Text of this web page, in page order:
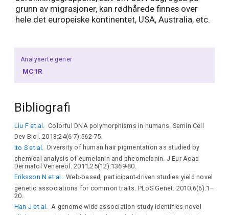
grunn av migrasjoner, kan rødhårede finnes over
hele det europeiske kontinentet, USA, Australia, etc.
Analyserte gener
MC1R
Bibliografi
Liu F et al. Colorful DNA polymorphisms in humans. Semin Cell
Dev Biol. 2013;24(6-7):562-75.
Ito S et al.
Diversity of human hair pigmentation as studied by
chemical analysis of eumelanin and pheomelanin. J Eur Acad
Dermatol Venereol. 2011;25(12):1369-80.
Eriksson N et al. Web-based, participant-driven studies yield novel
genetic associations for common traits. PLoS Genet. 2010;6(6):1–
20.
Han J et al.
A genome-wide association study identifies novel